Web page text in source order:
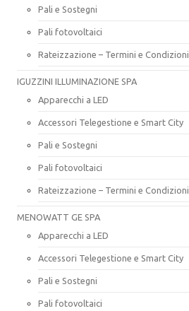
Pali e Sostegni
Pali fotovoltaici
Rateizzazione – Termini e Condizioni
IGUZZINI ILLUMINAZIONE SPA
Apparecchi a LED
Accessori Telegestione e Smart City
Pali e Sostegni
Pali fotovoltaici
Rateizzazione – Termini e Condizioni
MENOWATT GE SPA
Apparecchi a LED
Accessori Telegestione e Smart City
Pali e Sostegni
Pali fotovoltaici